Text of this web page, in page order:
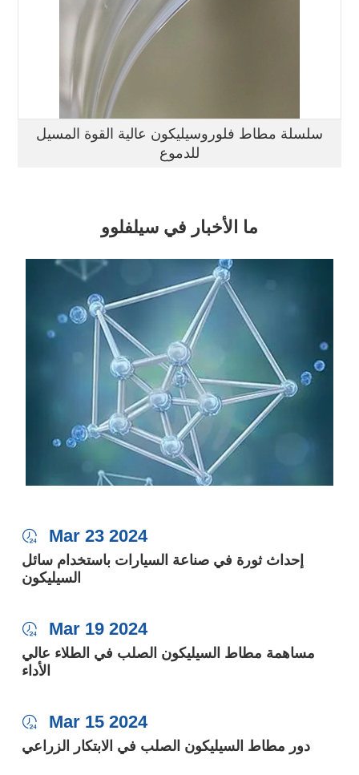
سلسلة مطاط فلوروسيليكون عالية القوة المسيل
للدموع
ما الأخبار في سيلفلوو
 Mar 23 2024
إحداث ثورة في صناعة السيارات باستخدام سائل
السيليكون
 Mar 19 2024
مساهمة مطاط السيليكون الصلب في الطلاء عالي
الأداء
 Mar 15 2024
دور مطاط السيليكون الصلب في الابتكار الزراعي